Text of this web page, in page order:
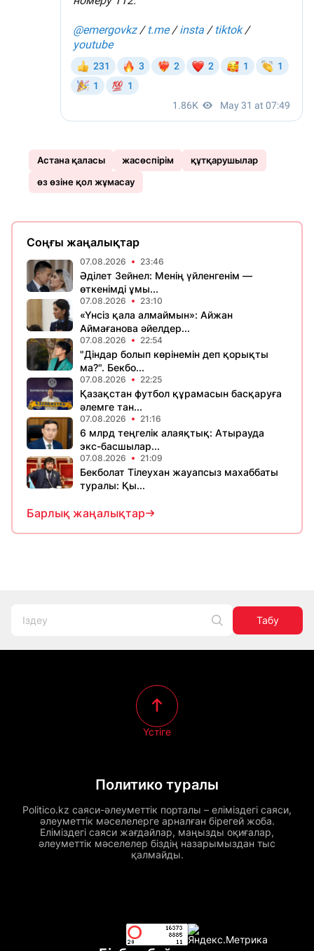
Астана қаласы жасөспірім
құтқарушылар
өз өзіне қол жұмасау
Соңғы жаңалықтар
07.08.2026 23:46
Әділет Зейнел: Менің үйленгенім —
өткенімді ұмы...
07.08.2026 23:10
«Үнсіз қала алмаймын»: Айжан
Аймағанова әйелдер...
07.08.2026 22:54
"Діндар болып көрінемін деп қорықты
ма?". Бекбо...
07.08.2026 22:25
Қазақстан футбол құрамасын басқаруға
әлемге тан...
07.08.2026 21:16
6 млрд теңгелік алаяқтық: Атырауда
экс-басшылар...
07.08.2026 21:09
Бекболат Тілеухан жауапсыз махаббаты
туралы: Қы...
Барлық жаңалықтар
Табу
Политико туралы
Politico.kz саяси-әлеуметтік порталы – еліміздегі саяси,
әлеуметтік мәселелерге арналған бірегей жоба.
Еліміздегі саяси жағдайлар, маңызды оқиғалар,
әлеуметтік мәселелер біздің назарымыздан тыс
қалмайды.
Үстіге